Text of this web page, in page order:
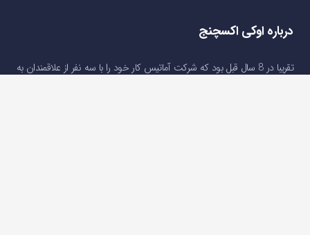
درباره اوکی اکسچنج
تقریبا در 8 سال قبل بود که شرکت آماتیس کار خود را با سه نفر از علاقمندان به